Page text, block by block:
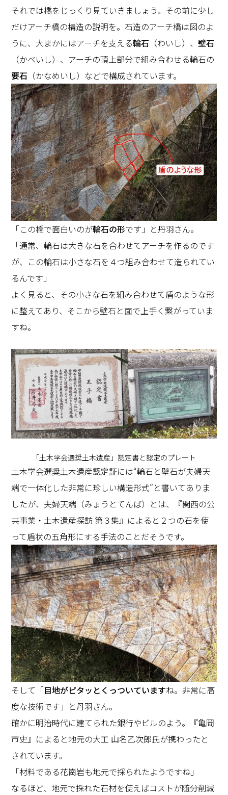
それでは橋をじっくり見ていきましょう。その前に少し
だけアーチ橋の構造の説明を。石造のアーチ橋は図のよ
うに、大まかにはアーチを支える輪石 （わいし）、壁石
（かべいし）、アーチの頂上部分で組み合わせる輪石の
要石 （かなめいし）などで構成されています。
「この橋で面白いのが輪石の形です」と丹羽さん。
「通常、輪石は大きな石を合わせてアーチを作るのです
が、この輪石は小さな石を４つ組み合わせて造られてい
るんです」
よく見ると、その小さな石を組み合わせて盾のような形
に整えてあり、そこから壁石と面で上手く繋がっていま
すね。
「土木学会選奨土木遺産」認定書と認定のプレート
土木学会選奨土木遺産認定証には“輪石と壁石が夫婦天
端で一体化した非常に珍しい構造形式”と書いてありま
したが、夫婦天端（みょうとてんば）とは、『関西の公
共事業・土木遺産探訪 第３集』によると２つの石を使
って盾状の五角形にする手法のことだそうです。
そして「目地がピタッとくっついていますね。非常に高
度な技術です」と丹羽さん。
確かに明治時代に建てられた銀行やビルのよう。『亀岡
市史』によると地元の大工 山名乙次郎氏が携わったと
されています。
「材料である花崗岩も地元で採られたようですね」
なるほど、地元で採れた石材を使えばコストが随分削減